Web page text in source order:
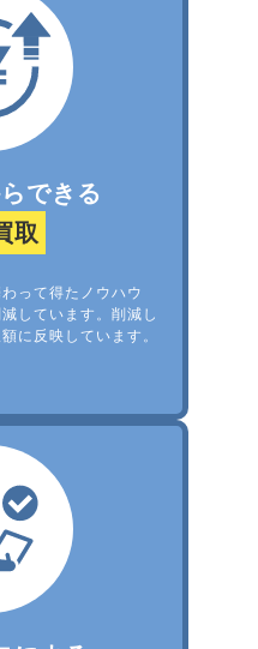
できる
取
って得たノウハウ
しています。削減し
に反映しています。